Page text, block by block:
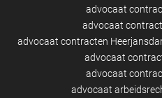
advocaat
advocaat
advocaat contracten
advocaat
advocaat
advocaat